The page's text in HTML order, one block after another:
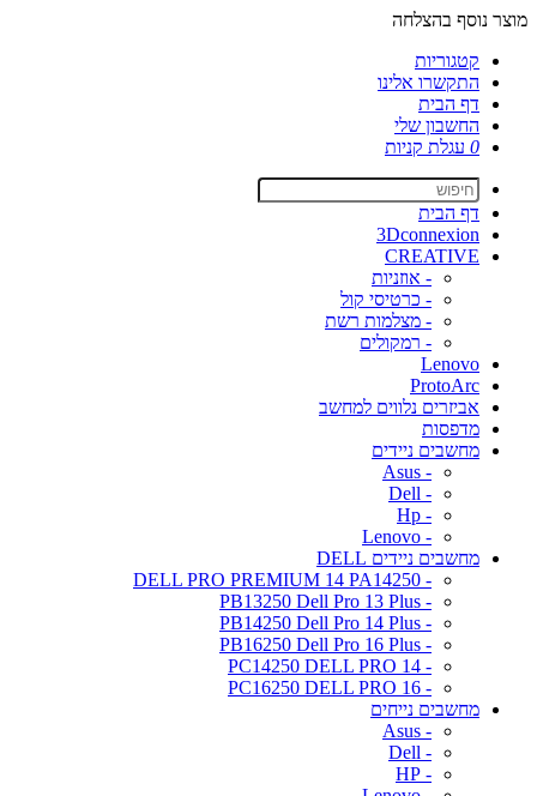
מוצר נוסף בהצלחה
קטגוריות
התקשרו אלינו
דף הבית
החשבון שלי
0 עגלת קניות
דף הבית
3Dconnexion
CREATIVE
- אוזניות
- כרטיסי קול
- מצלמות רשת
- רמקולים
Lenovo
ProtoArc
אביזרים נלווים למחשב
מדפסות
מחשבים ניידים
- Asus
- Dell
- Hp
- Lenovo
מחשבים ניידים DELL
- DELL PRO PREMIUM 14 PA14250
- PB13250 Dell Pro 13 Plus
- PB14250 Dell Pro 14 Plus
- PB16250 Dell Pro 16 Plus
- PC14250 DELL PRO 14
- PC16250 DELL PRO 16
מחשבים נייחים
- Asus
- Dell
- HP